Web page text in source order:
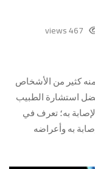
467 views
كثير من الأشخاص
استشارة الطبيب
به؛ تعرف في
به وأعراضه